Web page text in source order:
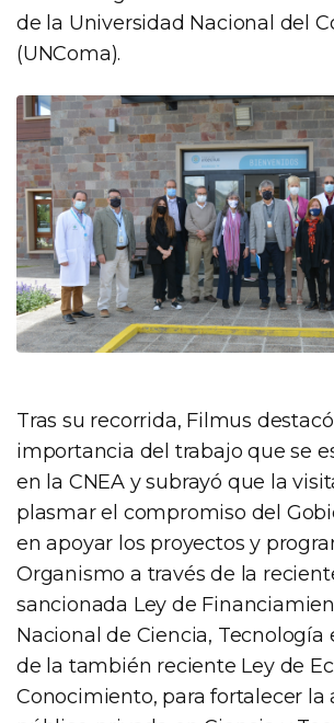
de la Universidad Nacional del
(UNComa).
Tras su recorrida, Filmus
importancia del trabajo que se
en la CNEA y subrayó que la
plasmar el compromiso del
en apoyar los proyectos y
Organismo a través de la
sancionada Ley de
Nacional de Ciencia, Tecnología
de la también reciente Ley de
Conocimiento, para fortalecer la